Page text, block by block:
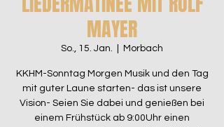
MAYER
So., 15. Jan. Morbach
KKHM-Sonntag Morgen Musik und den Tag
mit guter Laune starten- das ist unsere
Vision- Seien Sie dabei und genießen bei
einem Frühstück ab 9:00Uhr einen